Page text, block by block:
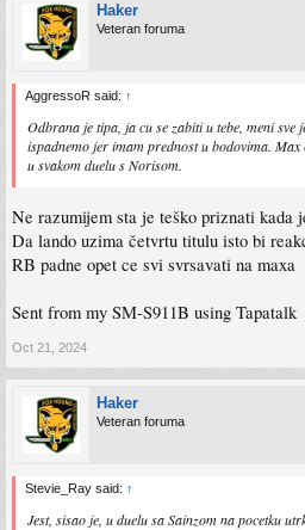
Haker
Veteran foruma
AggressoR said: ↑
Odbrana je tipa, ja cu se zabiti u tebe, meni sve
ispadnemo jer imam prednost u bodovima. Max
u svakom duelu s Norisom.
Ne razumijem sta je teško priznati kada
Da lando uzima četvrtu titulu isto bi
RB padne opet ce svi svrsavati na maxa
Sent from my SM-S911B using Tapatalk
Oct 21, 2024
Haker
Veteran foruma
Stevie_Ray said: ↑
Jest, sisao je, u duelu sa Sainzom na pocetku